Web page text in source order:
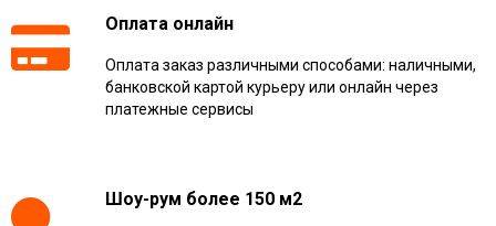
Оплата онлайн
Оплата заказ различными способами: наличными,
банковской картой курьеру или онлайн через
платежные сервисы
Шоу-рум более 150 м2